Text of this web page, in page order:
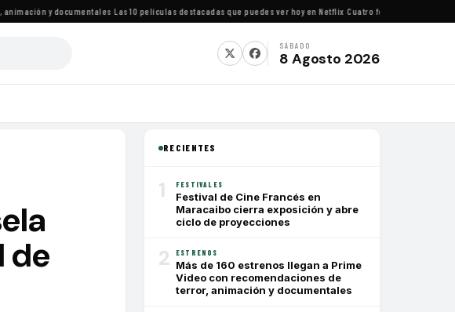
y documentales·Las 10 películas destacadas que puedes ver hoy en Netflix·Cuatro festivales de cine
SÁBADO
8 Agosto 2026
de
RECIENTES
1 FESTIVALES
Festival de Cine Francés en
Maracaibo cierra exposición y abre
ciclo de proyecciones
2 ESTRENOS
Más de 160 estrenos llegan a Prime
Video con recomendaciones de
terror, animación y documentales